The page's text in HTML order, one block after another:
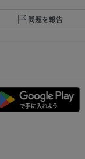
問題を報告